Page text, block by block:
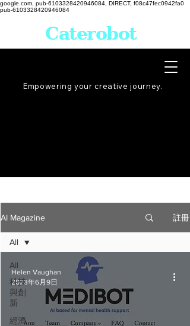
google.com, pub-6103328420946084, DIRECT, f08c47fec0942fa0
pub-6103328420946084
Empowering your creative journey.
Caterobot
AI Magazine 註冊
All
科技
與創
新
經濟
All
Helen Vaughan
2023年6月9日